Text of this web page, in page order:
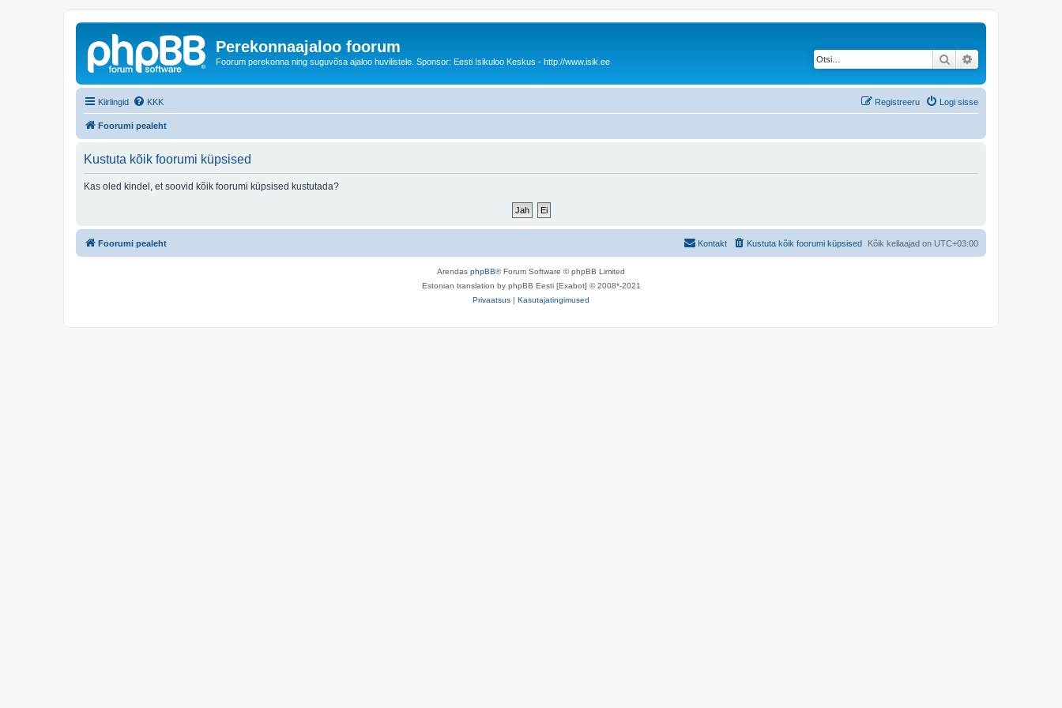
Perekonnaajaloo foorum
Foorum perekonna ning suguvõsa ajaloo huvilistele. Sponsor: Eesti Isikuloo Keskus - http://www.isik.ee Otsi
Kiirlingid KKK Logi sisse
Registreeru
Foorumi pealeht
Kustuta kõik foorumi küpsised
Kas oled kindel, et soovid kõik foorumi küpsised kustutada?
Foorumi pealeht Kõik kellaajad on UTC+03:00
Kustuta kõik foorumi küpsised
Kontakt
Arendas phpBB® Forum Software © phpBB Limited
Estonian translation by phpBB Eesti [Exabot] © 2008*-2021
Privaatsus | Kasutajatingimused